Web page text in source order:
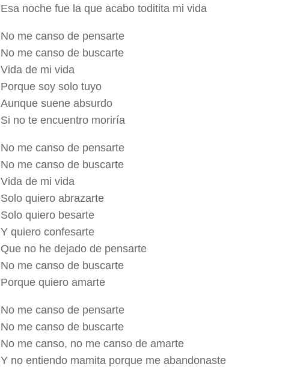
Esa noche fue la que acabo toditita mi vida
No me canso de pensarte
No me canso de buscarte
Vida de mi vida
Porque soy solo tuyo
Aunque suene absurdo
Si no te encuentro moriría
No me canso de pensarte
No me canso de buscarte
Vida de mi vida
Solo quiero abrazarte
Solo quiero besarte
Y quiero confesarte
Que no he dejado de pensarte
No me canso de buscarte
Porque quiero amarte
No me canso de pensarte
No me canso de buscarte
No me canso, no me canso de amarte
Y no entiendo mamita porque me abandonaste